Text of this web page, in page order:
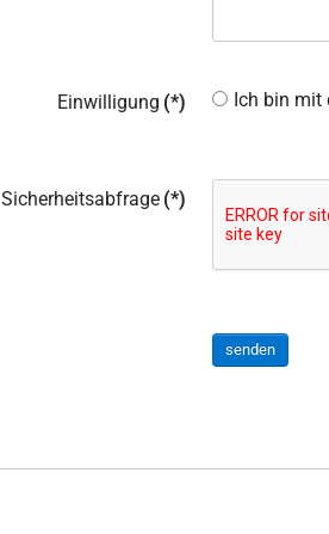
Einwilligung (*) Ich bin mit
Sicherheitsabfrage (*)
senden